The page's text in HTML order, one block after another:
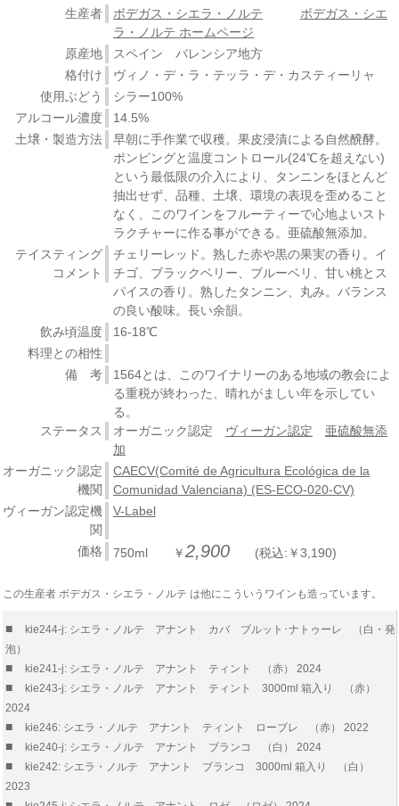
生産者
ボデガス・シエラ・ノルテ
ボデガス・シエ
ラ・ノルテ ホームページ
原産地
スペイン バレンシア地方
格付け
ヴィノ・デ・ラ・テッラ・デ・カスティーリャ
使用ぶどう
シラー100%
アルコール濃度
14.5%
土壌・製造方法
早朝に手作業で収穫。果皮浸漬による自然醗酵。
ポンピングと温度コントロール(24℃を超えない)
という最低限の介入により、タンニンをほとんど
抽出せず、品種、土壌、環境の表現を歪めること
なく、このワインをフルーティーで心地よいスト
ラクチャーに作る事ができる。亜硫酸無添加。
テイスティング
コメント
チェリーレッド。熟した赤や黒の果実の香り。イ
チゴ、ブラックベリー、ブルーベリ、甘い桃とス
パイスの香り。熟したタンニン、丸み。バランス
の良い酸味。長い余韻。
飲み頃温度
16-18℃
料理との相性
備 考
1564とは、このワイナリーのある地域の教会によ
る重税が終わった、晴れがましい年を示してい
る。
ステータス
オーガニック認定 ヴィーガン認定
亜硫酸無添
加
オーガニック認定
機関
CAECV(Comité de Agricultura Ecológica de la
Comunidad Valenciana) (ES-ECO-020-CV)
ヴィーガン認定機
関
V-Label
価格 750ml ￥2,900 (税込:￥3,190)
この生産者 ボデガス・シエラ・ノルテ は他にこういうワインも造っています。
■ kie244-j: シエラ・ノルテ アナント カバ ブルット･ナトゥーレ （白・発
泡）
■ kie241-j: シエラ・ノルテ アナント ティント （赤） 2024
■ kie243-j: シエラ・ノルテ アナント ティント 3000ml 箱入り （赤）
2024
■ kie246: シエラ・ノルテ アナント ティント ローブレ （赤） 2022
■ kie240-j: シエラ・ノルテ アナント ブランコ （白） 2024
■ kie242: シエラ・ノルテ アナント ブランコ 3000ml 箱入り （白）
2023